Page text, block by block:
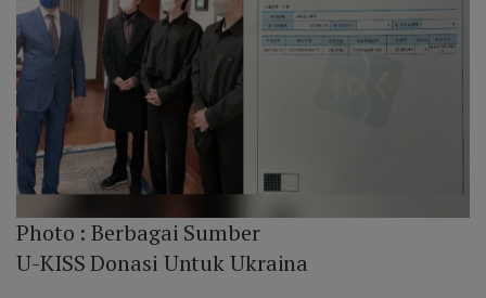
Photo :Berbagai Sumber
U-KISS Donasi Untuk Ukraina